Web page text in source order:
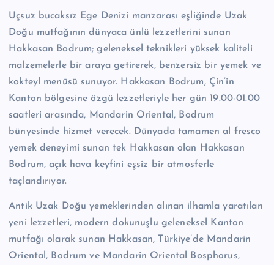
Uçsuz bucaksız Ege Denizi manzarası eşliğinde Uzak
Doğu mutfağının dünyaca ünlü lezzetlerini sunan
Hakkasan Bodrum; geleneksel teknikleri yüksek kaliteli
malzemelerle bir araya getirerek, benzersiz bir yemek ve
kokteyl menüsü sunuyor. Hakkasan Bodrum, Çin’in
Kanton bölgesine özgü lezzetleriyle her gün 19.00-01.00
saatleri arasında, Mandarin Oriental, Bodrum
bünyesinde hizmet verecek. Dünyada tamamen al fresco
yemek deneyimi sunan tek Hakkasan olan Hakkasan
Bodrum, açık hava keyfini eşsiz bir atmosferle
taçlandırıyor.
Antik Uzak Doğu yemeklerinden alınan ilhamla yaratılan
yeni lezzetleri, modern dokunuşlu geleneksel Kanton
mutfağı olarak sunan Hakkasan, Türkiye’de Mandarin
Oriental, Bodrum ve Mandarin Oriental Bosphorus,